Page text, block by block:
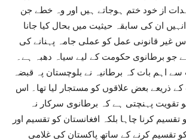
از خود ختم ہوجاتے ہیں اور وہ خطے جن
انہیں ان کی سابقہ حیثیت میں بحال کیا جانا
غیر قانونی عمل کو عملی جامہ پہنانے کی
برطانوی حکومت کے لیے سیاہ دھبہ ہے۔
بات کہ برطانیہ نے بلوچستان پہ قبضہ
کے ذریعے بعض علاقوں کو مستجار لیا تھا۔ اس
تقویت پہنچتی ہے کہ برطانوی سرکار نہ
کرنا چاہا بلکہ افغانستان کو تقسیم اور
تقسیم کرنے کے ساتھ پاکستان کی غلامی